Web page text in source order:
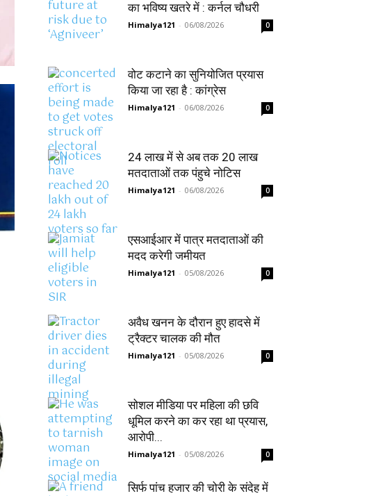
का भविष्य खतरे में : कर्नल चौधरी
Himalya121 - 06/08/2026 0
वोट कटाने का सुनियोजित प्रयास
किया जा रहा है : कांग्रेस
Himalya121 - 06/08/2026 0
24 लाख में से अब तक 20 लाख
मतदाताओं तक पंहुचे नोटिस
Himalya121 - 06/08/2026 0
एसआईआर में पात्र मतदाताओं की
मदद करेगी जमीयत
Himalya121 - 05/08/2026 0
अवैध खनन के दौरान हुए हादसे में
ट्रैक्टर चालक की मौत
Himalya121 - 05/08/2026 0
सोशल मीडिया पर महिला की छवि
धूमिल करने का कर रहा था प्रयास,
आरोपी...
Himalya121 - 05/08/2026 0
सिर्फ पांच हजार की चोरी के संदेह में